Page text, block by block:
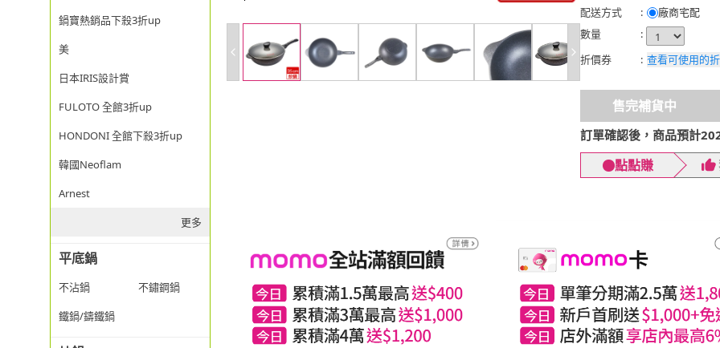
鍋寶熱銷品下殺3折up
美
日本IRIS設計賞
FULOTO 全館3折up
HONDONI 全館下殺3折up
韓國Neoflam
Arnest
更多
平底鍋
不沾鍋
不鏽鋼鍋
鐵鍋/鑄鐵鍋
配送方式
:
廠商宅配
數量
:
折價券
: 查看可使用的
售完補貨中
訂單確認後，商品預計
點點賺